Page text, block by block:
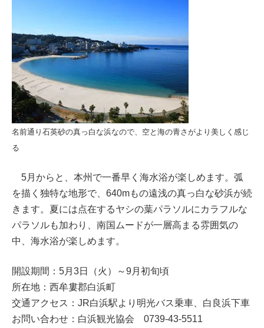
名前通り石英砂の真っ白な浜なので、空と海の青さがより美しく感じ
る
5月からと、本州で一番早く海水浴が楽しめます。弧
を描く独特な地形で、640mもの遠浅の真っ白な砂浜が続
きます。夏には点在するヤシの葉パラソルにカラフルな
パラソルも加わり、南国ムードが一層高まる雰囲気の
中、海水浴が楽しめます。
開設期間：5月3日（火）～9月初旬頃
所在地：西牟婁郡白浜町
交通アクセス：JR白浜駅より明光バス乗車、白良浜下車
お問い合わせ：白浜観光協会 0739-43-5511